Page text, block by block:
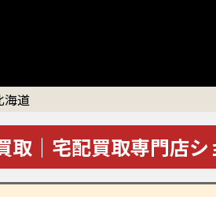
海道
取｜宅配買取専門店